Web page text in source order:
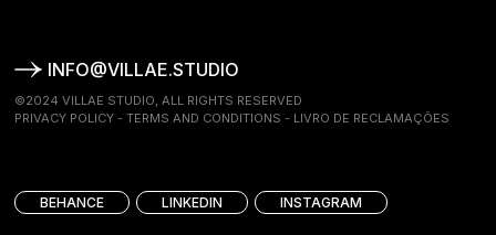
INFO@VILLAE.STUDIO
©2024 VILLAE STUDIO, ALL RIGHTS RESERVED
PRIVACY POLICY -TERMS AND CONDITIONS - LIVRO DE RECLAMAÇÕES
BEHANCE LINKEDIN INSTAGRAM